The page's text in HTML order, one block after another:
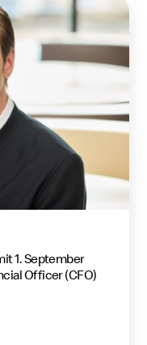
1. September
Officer (CFO)